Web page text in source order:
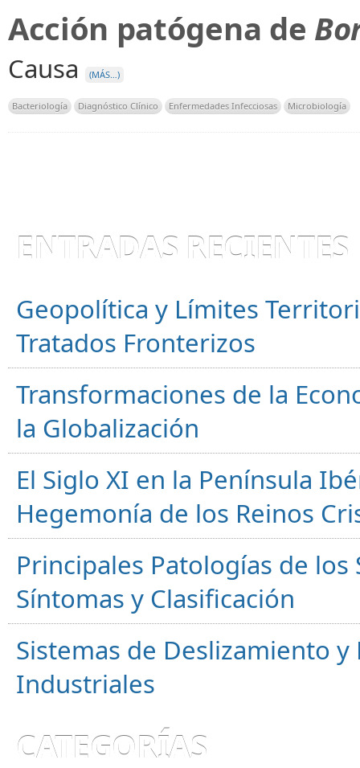
Acción patógena de
Causa (MÁS…)
Bacteriología Diagnóstico Clínico Enfermedades Infecciosas Microbiología
ENTRADAS RECIENTES
Geopolítica y Límites
Tratados Fronterizos
Transformaciones de la
la Globalización
El Siglo XI en la Península
Hegemonía de los Reinos
Principales Patologías de
Síntomas y Clasificación
Sistemas de Deslizamiento
Industriales
CATEGORÍAS